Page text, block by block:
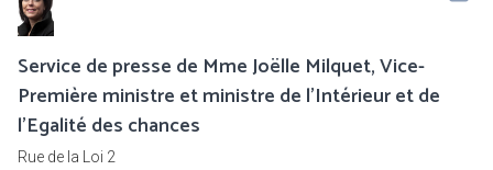
Service de presse de Mme Joëlle Milquet, Vice-
Première ministre et ministre de l'Intérieur et de
l'Egalité des chances
Rue de la Loi 2